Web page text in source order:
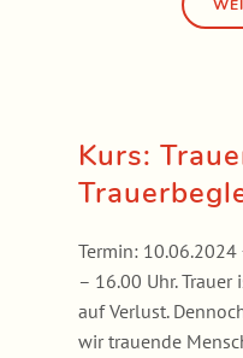
Kurs:
Termin:
– 16.00 Uhr.
auf Verlust.
wir trauende